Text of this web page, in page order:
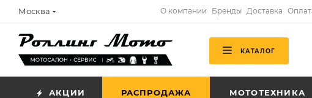
Москва О компании Бренды Доставка
КАТАЛОГ
АКЦИИ РАСПРОДАЖА МОТОТЕХНИКА